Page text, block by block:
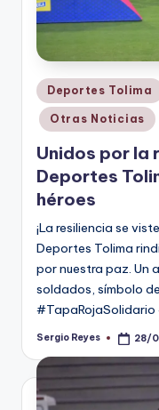
Publicado
en
Deportes Tolima
Otras Noticias
Unidos por la
Deportes
héroes
¡La resiliencia se
Deportes Tolima
por nuestra paz. Un
soldados, símbolo
#TapaRojaSolidario
Publicado
Sergio Reyes 28/